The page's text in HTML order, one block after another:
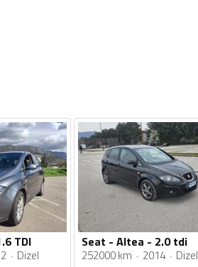
TDI
Dizel
Seat - Altea - 2.0 tdi
252000 km 2014 Dizel